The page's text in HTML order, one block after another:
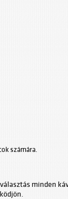
számára.
minden